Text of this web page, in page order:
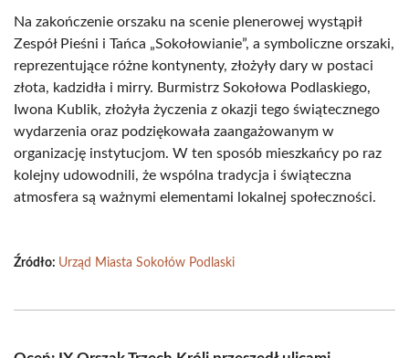
Na zakończenie orszaku na scenie plenerowej wystąpił
Zespół Pieśni i Tańca „Sokołowianie”, a symboliczne orszaki,
reprezentujące różne kontynenty, złożyły dary w postaci
złota, kadzidła i mirry. Burmistrz Sokołowa Podlaskiego,
Iwona Kublik, złożyła życzenia z okazji tego świątecznego
wydarzenia oraz podziękowała zaangażowanym w
organizację instytucjom. W ten sposób mieszkańcy po raz
kolejny udowodnili, że wspólna tradycja i świąteczna
atmosfera są ważnymi elementami lokalnej społeczności.
Źródło: Urząd Miasta Sokołów Podlaski